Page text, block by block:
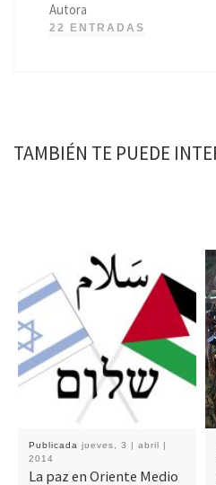
Autora
22 ENTRADAS
TAMBIÉN TE PUEDE
Publicada jueves, 3 | abril |
2014
La paz en Oriente Medio